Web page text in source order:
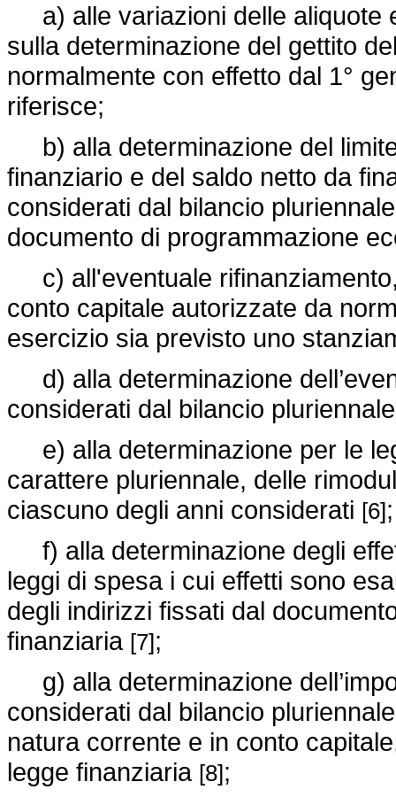
a) alle variazioni delle aliquote
sulla determinazione del gettito
normalmente con effetto dal 1°
riferisce;
b) alla determinazione del
finanziario e del saldo netto da
considerati dal bilancio
documento di programmazione
c) all'eventuale
conto capitale autorizzate da
esercizio sia previsto uno
d) alla determinazione
considerati dal bilancio
e) alla determinazione per le
carattere pluriennale, delle
ciascuno degli anni considerati [6];
f) alla determinazione degli
leggi di spesa i cui effetti sono
degli indirizzi fissati dal
finanziaria [7];
g) alla determinazione
considerati dal bilancio
natura corrente e in conto
legge finanziaria [8];